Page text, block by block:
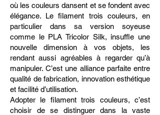
où les couleurs dansent et se fondent avec
élégance. Le filament trois couleurs, en
particulier dans sa version soyeuse
comme le PLA Tricolor Silk, insuffle une
nouvelle dimension à vos objets, les
rendant aussi agréables à regarder qu’à
manipuler. C’est une alliance parfaite entre
qualité de fabrication, innovation esthétique
et facilité d’utilisation.
Adopter le filament trois couleurs, c’est
choisir de se distinguer dans la vaste